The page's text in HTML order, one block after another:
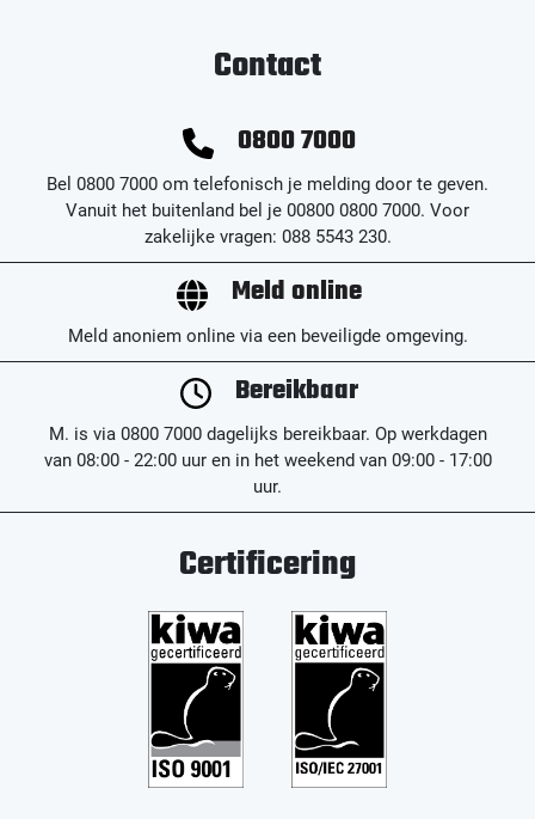
Contact
0800 7000
Bel 0800 7000 om telefonisch je melding door te geven.
Vanuit het buitenland bel je 00800 0800 7000. Voor
zakelijke vragen: 088 5543 230.
Meld online
Meld anoniem online via een beveiligde omgeving.
Bereikbaar
M. is via 0800 7000 dagelijks bereikbaar. Op werkdagen
van 08:00 - 22:00 uur en in het weekend van 09:00 - 17:00
uur.
Certificering